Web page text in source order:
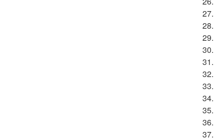
27.
28.
29.
30.
31.
32.
33.
34.
35.
36.
37.